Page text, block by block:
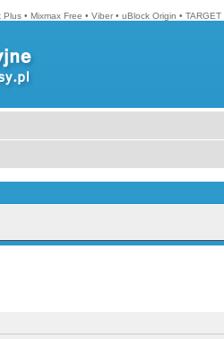
Plus • Mixmax Free • Viber • uBlock Origin •